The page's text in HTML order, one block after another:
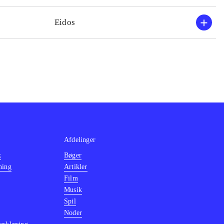
Eidos
Afdelinger
Bøger
Artikler
Film
Musik
Spil
Noder